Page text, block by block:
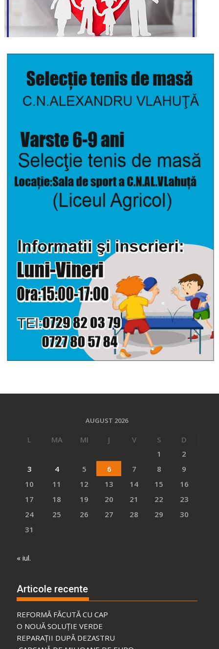
AUGUST 2026
L MA MI J V S
D
1
2
3
4 5 6 7 8
9
10
11 12 13 14 15
16
17
18 19 20 21 22
23
24
25 26 27 28 29
30
31
« iul.
Articole recente
REFORMĂ FĂCUTĂ CU CAP
O NOUĂ SOLUȚIE VERDE
REPARAȚII DUPĂ DEZASTRU